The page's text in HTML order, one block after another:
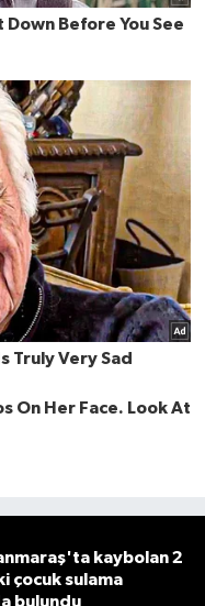
kaybolan 2
çocuk sulama
bulundu